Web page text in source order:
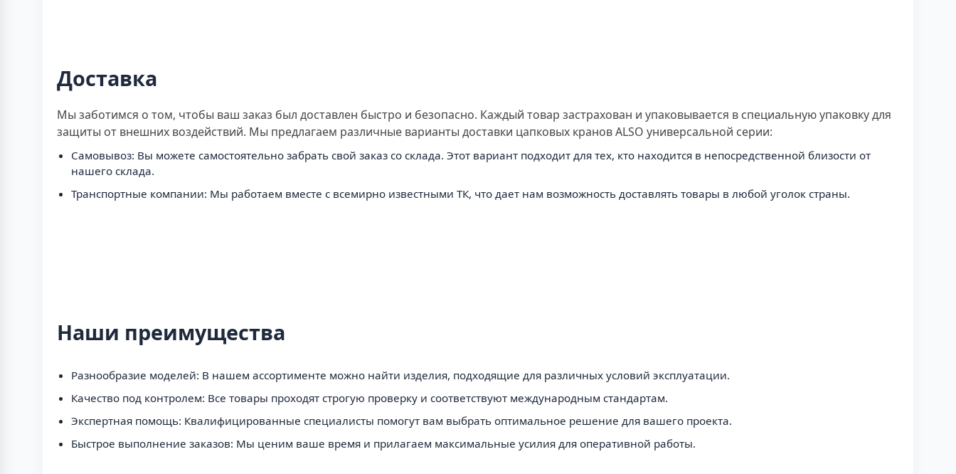
Доставка
Мы заботимся о том, чтобы ваш заказ был доставлен быстро и безопасно. Каждый товар застрахован и упаковывается в специальную упаковку для
защиты от внешних воздействий. Мы предлагаем различные варианты доставки цапковых кранов ALSO универсальной серии:
Самовывоз: Вы можете самостоятельно забрать свой заказ со склада. Этот вариант подходит для тех, кто находится в непосредственной близости от
нашего склада.
Транспортные компании: Мы работаем вместе с всемирно известными ТК, что дает нам возможность доставлять товары в любой уголок страны.
Наши преимущества
Разнообразие моделей: В нашем ассортименте можно найти изделия, подходящие для различных условий эксплуатации.
Качество под контролем: Все товары проходят строгую проверку и соответствуют международным стандартам.
Экспертная помощь: Квалифицированные специалисты помогут вам выбрать оптимальное решение для вашего проекта.
Быстрое выполнение заказов: Мы ценим ваше время и прилагаем максимальные усилия для оперативной работы.